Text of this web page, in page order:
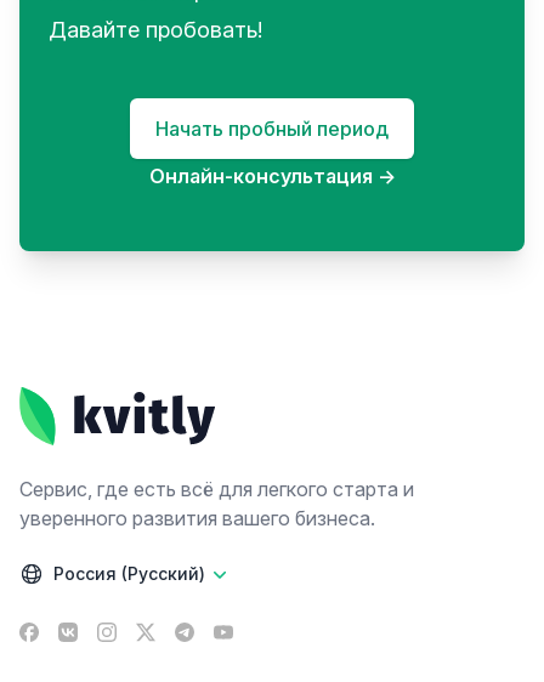
Давайте пробовать!
Начать пробный период
Онлайн-консультация →
Сервис, где есть всё для легкого старта и
уверенного развития вашего бизнеса.
Россия (Русский)
Facebook
VK Instagram
X TelegramYouTube